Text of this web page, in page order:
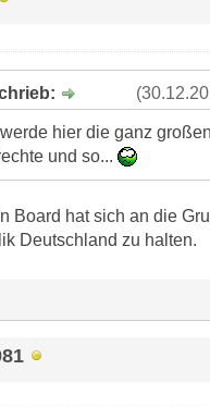
hier die ganz
und so...
Board hat sich an die
Deutschland zu halten.